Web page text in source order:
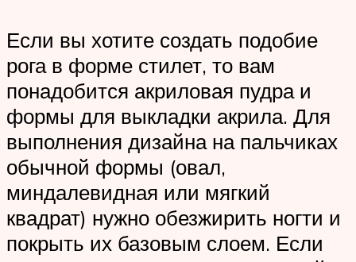
Если вы хотите создать подобие
рога в форме стилет, то вам
понадобится акриловая пудра и
формы для выкладки акрила. Для
выполнения дизайна на пальчиках
обычной формы (овал,
миндалевидная или мягкий
квадрат) нужно обезжирить ногти и
покрыть их базовым слоем. Если